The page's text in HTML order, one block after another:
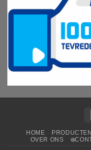
HOME PRODUCTEN
OVER ONS